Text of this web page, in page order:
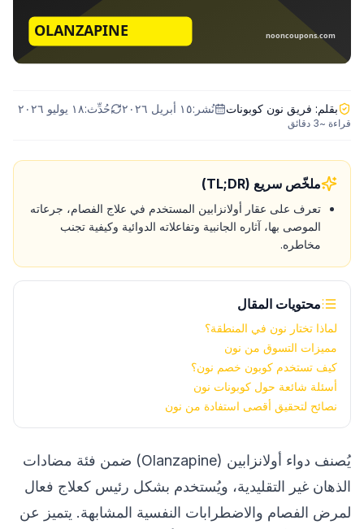
بقلم: فريق نون كوبونات نُشر:١٥ أبريل ٢٠٢٦ حُدِّث:١٨ يوليو ٢٠٢٦
قراءة ~3 دقائق
ملخّص سريع (TL;DR)
تعرف على عقار أولانزابين المستخدم في علاج الفصام، جرعاته
الموصى بها، آثاره الجانبية وتفاعلاته الدوائية وكيفية تجنب
مخاطره.
محتويات المقال
لماذا تختار نون في المنطقة؟
مميزات التسوق من نون
كيف تستخدم كوبون خصم نون؟
أسئلة شائعة حول كوبونات نون
نصائح لتحقيق أقصى استفادة من نون
يُصنف دواء أولانزابين (Olanzapine) ضمن فئة مضادات
الذهان غير التقليدية، ويُستخدم بشكل رئيس كعلاج فعال
لمرض الفصام والاضطرابات النفسية المشابهة. يتميز عن